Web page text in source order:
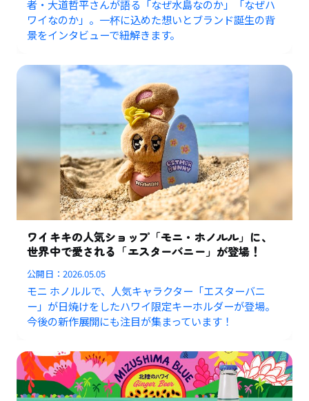
者・大道哲平さんが語る「なぜ水島なのか」「なぜハ
ワイなのか」。一杯に込めた想いとブランド誕生の背
景をインタビューで紐解きます。
ワイキキの人気ショップ「モニ・ホノルル」に、
世界中で愛される「エスターバニー」が登場！
公開日：2026.05.05
モニ ホノルルで、人気キャラクター「エスターバニ
ー」が日焼けをしたハワイ限定キーホルダーが登場。
今後の新作展開にも注目が集まっています！